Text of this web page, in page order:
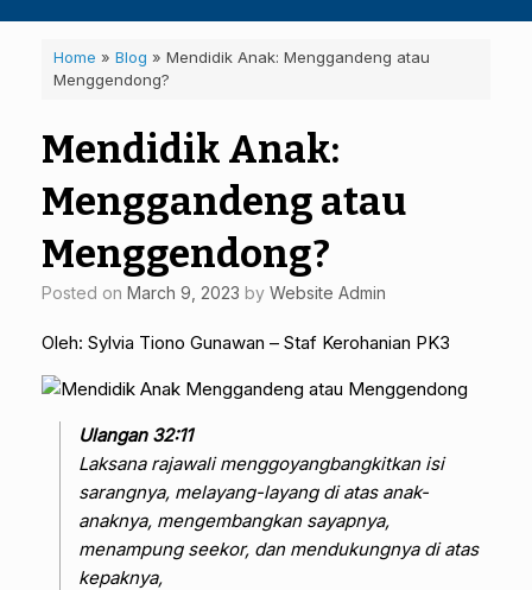
Home » Blog » Mendidik Anak: Menggandeng atau
Menggendong?
Mendidik Anak:
Menggandeng atau
Menggendong?
Posted on March 9, 2023 by Website Admin
Oleh: Sylvia Tiono Gunawan – Staf Kerohanian PK3
Ulangan 32:11
Laksana rajawali menggoyangbangkitkan isi
sarangnya, melayang-layang di atas anak-
anaknya, mengembangkan sayapnya,
menampung seekor, dan mendukungnya di atas
kepaknya,